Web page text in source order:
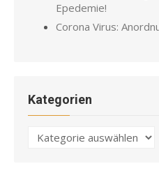
Epedemie!
Corona Virus:
Kategorien
Kategorien